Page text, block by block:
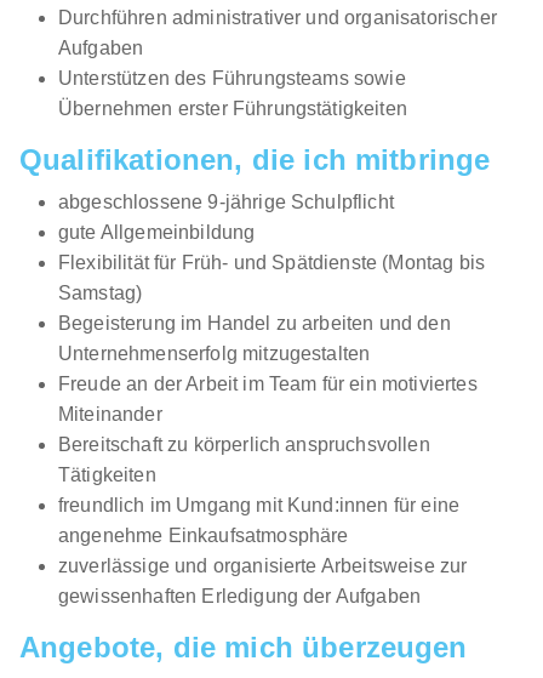
15.07.2026
8940 Liezen
Lehrling im Einzelhandel (m/w/d) Franz-
Brötzner-Straße 3, 5071 Salzburg
01.09.2026
5071 Salzburg
Neu
Ö
Lehre Einzelhandelskauffrau*mann (w/m/d)
Österreichische Post AG
Durchführen administrativer und organisatorischer
Aufgaben
Unterstützen des Führungsteams sowie
Übernehmen erster Führungstätigkeiten
Qualifikationen, die ich mitbringe
abgeschlossene 9-jährige Schulpflicht
gute Allgemeinbildung
Flexibilität für Früh- und Spätdienste (Montag bis
Samstag)
Begeisterung im Handel zu arbeiten und den
Unternehmenserfolg mitzugestalten
Freude an der Arbeit im Team für ein motiviertes
Miteinander
Bereitschaft zu körperlich anspruchsvollen
Tätigkeiten
freundlich im Umgang mit Kund:innen für eine
angenehme Einkaufsatmosphäre
zuverlässige und organisierte Arbeitsweise zur
gewissenhaften Erledigung der Aufgaben
Angebote, die mich überzeugen